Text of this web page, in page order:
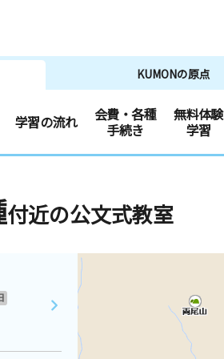
KUMONの原点
学習の流れ
会費・各種
手続き
無料体験
学習
付近の公文式教室